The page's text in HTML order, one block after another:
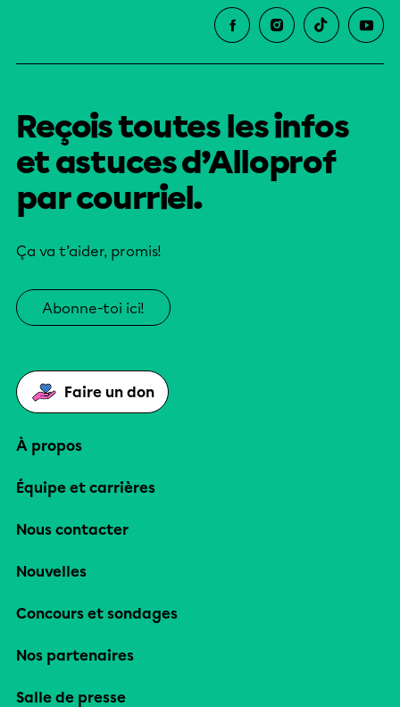
Reçois toutes les infos
et astuces d’Alloprof
par courriel.
Ça va t’aider, promis!
Abonne-toi ici!
Faire un don
À propos
Équipe et carrières
Nous contacter
Nouvelles
Concours et sondages
Nos partenaires
Salle de presse